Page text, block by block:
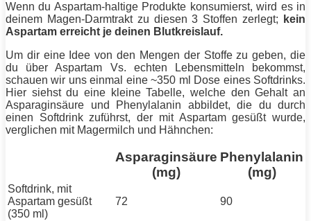
Wenn du Aspartam-haltige Produkte konsumierst, wird es in
deinem Magen-Darmtrakt zu diesen 3 Stoffen zerlegt;
kein
Aspartam erreicht je deinen Blutkreislauf.
Um dir eine Idee von den Mengen der Stoffe zu geben, die
du über Aspartam Vs. echten Lebensmitteln bekommst,
schauen wir uns einmal eine ~350 ml Dose eines Softdrinks.
Hier siehst du eine kleine Tabelle, welche den Gehalt an
Asparaginsäure und Phenylalanin abbildet, die du durch
einen Softdrink zuführst, der mit Aspartam gesüßt wurde,
verglichen mit Magermilch und Hähnchen:
Asparaginsäure
(mg)
Phenylalanin
(mg)
Softdrink, mit
Aspartam gesüßt
(350 ml)
72 90